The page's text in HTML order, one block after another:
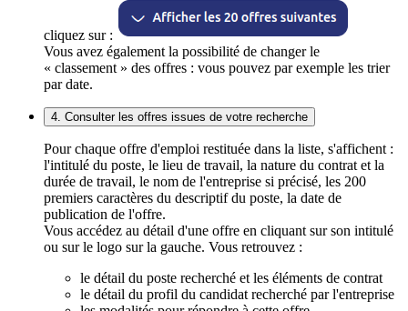
cliquez sur :
Vous avez également la possibilité de changer le
« classement » des offres : vous pouvez par exemple les trier
par date.
4. Consulter les offres issues de votre recherche
Pour chaque offre d'emploi restituée dans la liste, s'affichent :
l'intitulé du poste, le lieu de travail, la nature du contrat et la
durée de travail, le nom de l'entreprise si précisé, les 200
premiers caractères du descriptif du poste, la date de
publication de l'offre.
Vous accédez au détail d'une offre en cliquant sur son intitulé
ou sur le logo sur la gauche. Vous retrouvez :
le détail du poste recherché et les éléments de contrat
le détail du profil du candidat recherché par l'entreprise